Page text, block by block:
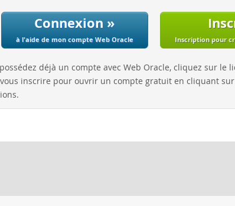
Connexion »
à l'aide de mon compte Web Oracle Inscription pour
déjà un compte avec Web Oracle, cliquez sur le
inscrire pour ouvrir un compte gratuit en cliquant